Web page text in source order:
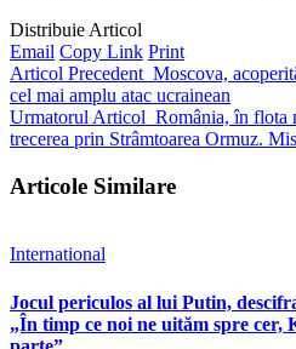
Distribuie Articol
Email Copy Link Print
Articol Precedent Moscova,
cel mai amplu atac ucrainean
Urmatorul Articol România, în flota
trecerea prin Strâmtoarea Ormuz.
Articole Similare
International
Jocul periculos al lui Putin,
„În timp ce noi ne uităm spre cer,